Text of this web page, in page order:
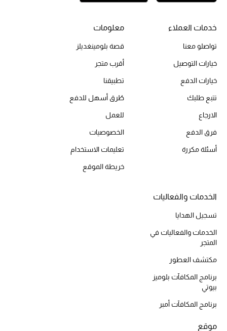
أحذية للأطفال
أبرز المصممين
تسوقوا الأحذية
الأكثر مبيعاً
العطور
مكتشف العطور
خدمات العملاء
تواصلو معنا
خيارات التوصيل
خيارات الدفع
تتبع طلبك
الارجاع
فرق الدفع
أسئلة مكررة
معلومات
قصة بلومينغديلز
أقرب متجر
تطبيقنا
طُرق أسهل للدفع
للعمل
الخصوصيات
تعليمات الاستخدام
خريطة الموقع
الخدمات والفعاليات
تسجيل الهدايا
الخدمات والفعاليات في
المتجر
مكتشف العطور
برنامج المكافآت بلوميز
بيوتي
برنامج المكافآت أمبر
موقع